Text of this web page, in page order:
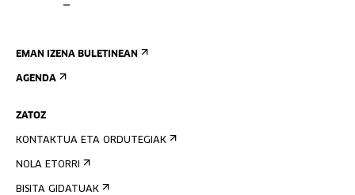
EMAN IZENA BULETINEAN
AGENDA
ZATOZ
KONTAKTUA ETA ORDUTEGIAK
NOLA ETORRI
BISITA GIDATUAK